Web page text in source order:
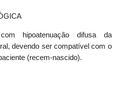
hipoatenuação difusa da
devendo ser compatível com o
(recem-nascido).